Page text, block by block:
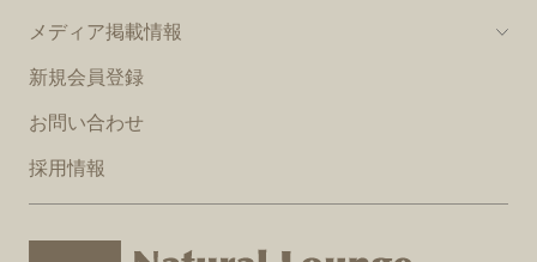
メディア掲載情報
新規会員登録
お問い合わせ
採用情報